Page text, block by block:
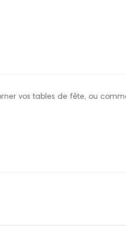
vos tables de fête, ou